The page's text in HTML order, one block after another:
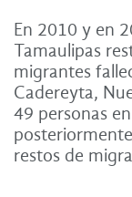
En 2010 y en
Tamaulipas
migrantes
Cadereyta,
49 personas
restos de